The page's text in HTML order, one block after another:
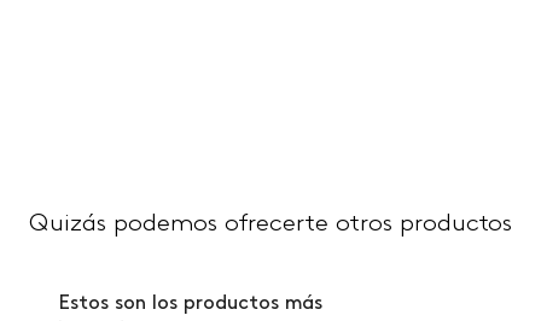
Quizás podemos ofrecerte otros productos
Estos son los productos más